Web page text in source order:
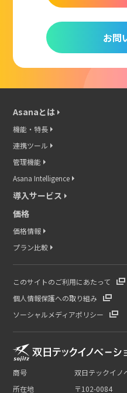
お問
Asanaとは
機能・特長
連携ツール
管理機能
Asana Intelligence
導入サービス
価格
価格情報
プラン比較
このサイトのご利用にあたって
個人情報保護への取り組み
ソーシャルメディアポリシー
商号
双日テックイノ
所在地
〒102-0084